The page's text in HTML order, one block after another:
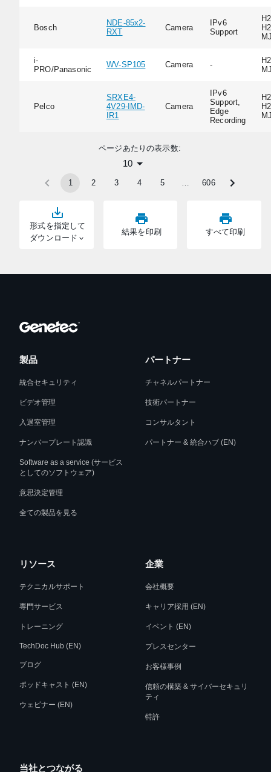
形式を指定して
ダウンロード
結果を印刷 すべて印刷
Bosch
NDE-85x2-
RXT
Camera
IPv6
Support
i-
PRO/Panasonic
WV-SP105 Camera -
Pelco
SRXE4-
4V29-IMD-
IR1
Camera
IPv6
Support,
Edge
Recording
ページあたりの表示数:
10
1 2 3 4 5 … 606
製品
統合セキュリティ
ビデオ管理
入退室管理
ナンバープレート認識
Software as a service (サービス
としてのソフトウェア)
意思決定管理
全ての製品を見る
パートナー
チャネルパートナー
技術パートナー
コンサルタント
パートナー & 統合ハブ (EN)
リソース
テクニカルサポート
専門サービス
トレーニング
TechDoc Hub (EN)
ブログ
ポッドキャスト (EN)
ウェビナー (EN)
企業
会社概要
キャリア採用 (EN)
イベント (EN)
プレスセンター
お客様事例
信頼の構築 & サイバーセキュリ
ティ
特許
当社とつながる